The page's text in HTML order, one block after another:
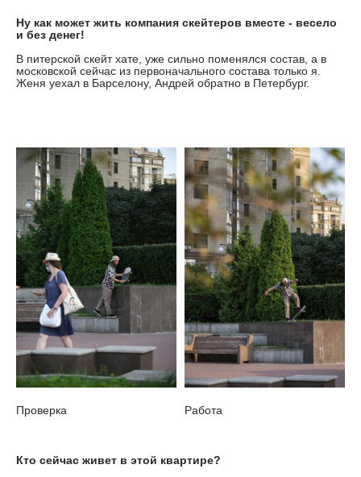
Ну как может жить компания скейтеров вместе - весело
и без денег!
В питерской скейт хате, уже сильно поменялся состав, а в
московской сейчас из первоначального состава только я.
Женя уехал в Барселону, Андрей обратно в Петербург.
Проверка Работа
Кто сейчас живет в этой квартире?